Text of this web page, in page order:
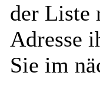
der Liste
Adresse
Sie im